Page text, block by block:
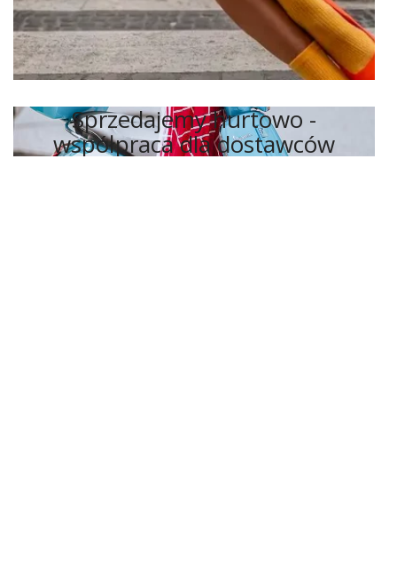
Sprzedajemy hurtowo -
współpraca dla dostawców